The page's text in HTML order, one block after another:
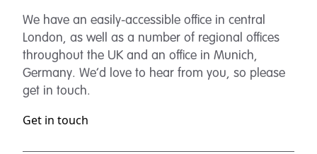
We have an easily-accessible office in central
London, as well as a number of regional offices
throughout the UK and an office in Munich,
Germany. We’d love to hear from you, so please
get in touch.
Get in touch